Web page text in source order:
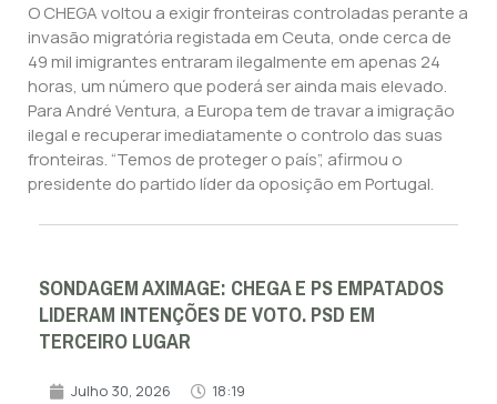
O CHEGA voltou a exigir fronteiras controladas perante a
invasão migratória registada em Ceuta, onde cerca de
49 mil imigrantes entraram ilegalmente em apenas 24
horas, um número que poderá ser ainda mais elevado.
Para André Ventura, a Europa tem de travar a imigração
ilegal e recuperar imediatamente o controlo das suas
fronteiras. “Temos de proteger o país”, afirmou o
presidente do partido líder da oposição em Portugal.
SONDAGEM AXIMAGE: CHEGA E PS EMPATADOS
LIDERAM INTENÇÕES DE VOTO. PSD EM
TERCEIRO LUGAR
Julho 30, 2026 18:19